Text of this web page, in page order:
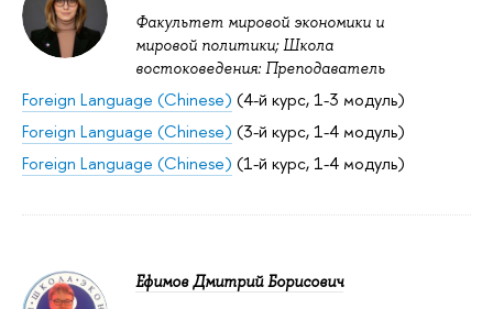
Факультет мировой экономики и
мировой политики; Школа
востоковедения: Преподаватель
Foreign Language (Chinese) (4-й курс, 1-3 модуль)
Foreign Language (Chinese) (3-й курс, 1-4 модуль)
Foreign Language (Chinese) (1-й курс, 1-4 модуль)
Ефимов Дмитрий Борисович